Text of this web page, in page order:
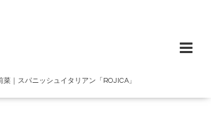
菜｜スパニッシュイタリアン「ROJICA」